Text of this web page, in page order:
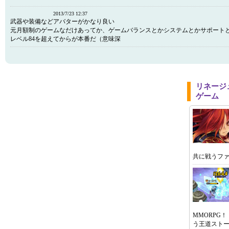
2013/7/23 12:37
武器や装備などアバターがかなり良い
元月額制のゲームなだけあってか、ゲームバランスとかシステムとかサポート
レベル84を超えてからが本番だ（意味深
リネー
ゲーム
共に戦うフ
MMORPG
う王道スト